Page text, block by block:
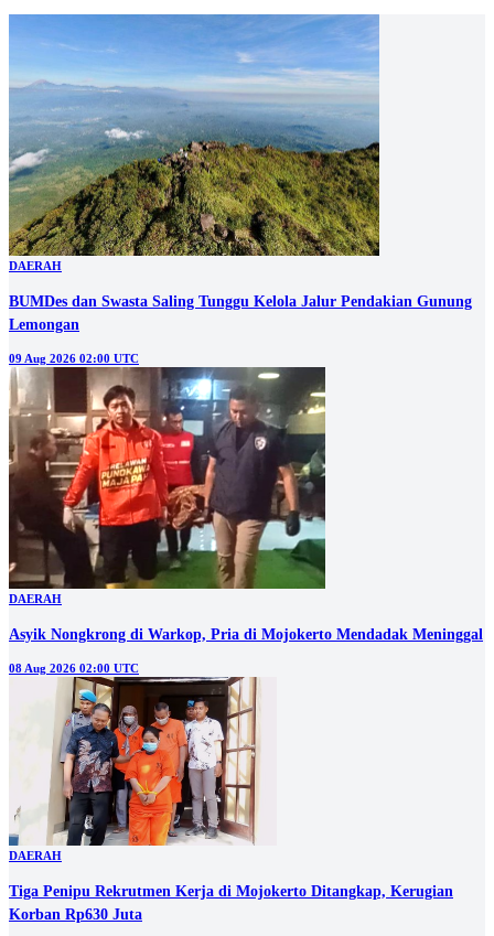
DAERAH
BUMDes dan Swasta Saling Tunggu Kelola Jalur Pendakian Gunung
Lemongan
09 Aug 2026 02:00 UTC
DAERAH
Asyik Nongkrong di Warkop, Pria di Mojokerto Mendadak Meninggal
08 Aug 2026 02:00 UTC
DAERAH
Tiga Penipu Rekrutmen Kerja di Mojokerto Ditangkap, Kerugian
Korban Rp630 Juta